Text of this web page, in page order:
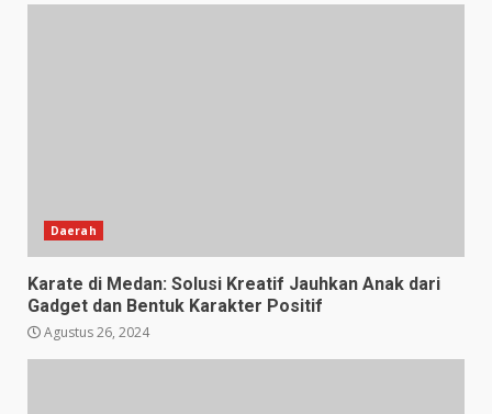
Daerah
Karate di Medan: Solusi Kreatif Jauhkan Anak dari
Gadget dan Bentuk Karakter Positif
Agustus 26, 2024